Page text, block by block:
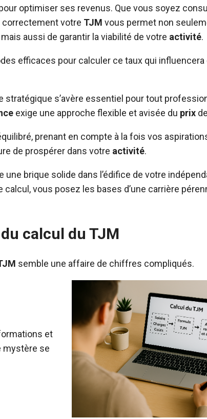
optimiser ses revenus. Que vous soyez
correctement votre TJM vous permet non
mais aussi de garantir la viabilité de votre activité.
efficaces pour calculer ce taux qui
stratégique s’avère essentiel pour tout
exige une approche flexible et avisée du prix
prenant en compte à la fois vos
de prospérer dans votre activité.
brique solide dans l’édifice de votre
vous posez les bases d’une carrière
calcul du TJM
semble une affaire de chiffres compliqués.
et
mystère se